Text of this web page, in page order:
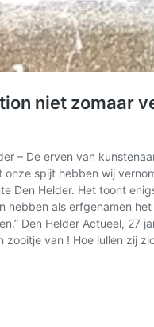
niet zomaar
– De erven van
spijt hebben wij
Den Helder. Het toont
als erfgenamen
Den Helder Actueel, 27
van ! Hoe lullen zij